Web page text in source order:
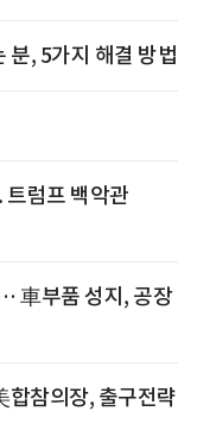
분, 5가지 해결 방법
럼프 백악관
車부품 성지, 공장
참의장, 출구전략